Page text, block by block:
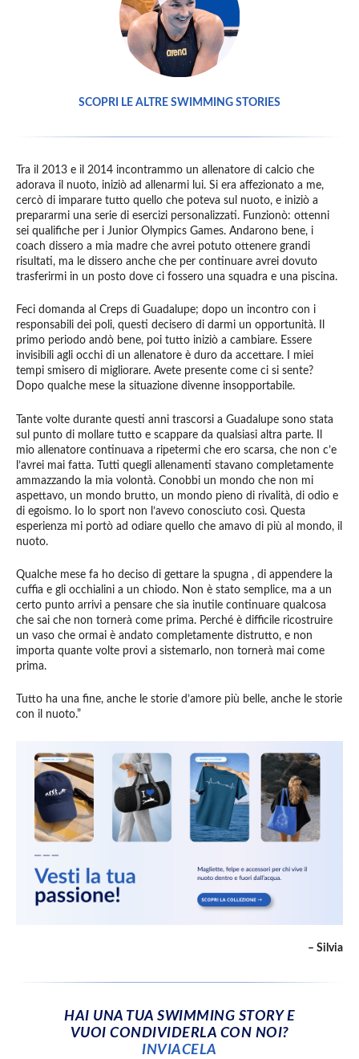
SCOPRI LE ALTRE SWIMMING STORIES
Tra il 2013 e il 2014 incontrammo un allenatore di calcio che
adorava il nuoto, iniziò ad allenarmi lui. Si era affezionato a me,
cercò di imparare tutto quello che poteva sul nuoto, e iniziò a
prepararmi una serie di esercizi personalizzati. Funzionò: ottenni
sei qualifiche per i Junior Olympics Games. Andarono bene, i
coach dissero a mia madre che avrei potuto ottenere grandi
risultati, ma le dissero anche che per continuare avrei dovuto
trasferirmi in un posto dove ci fossero una squadra e una piscina.
Feci domanda al Creps di Guadalupe; dopo un incontro con i
responsabili dei poli, questi decisero di darmi un opportunità. Il
primo periodo andò bene, poi tutto iniziò a cambiare. Essere
invisibili agli occhi di un allenatore è duro da accettare. I miei
tempi smisero di migliorare. Avete presente come ci si sente?
Dopo qualche mese la situazione divenne insopportabile.
Tante volte durante questi anni trascorsi a Guadalupe sono stata
sul punto di mollare tutto e scappare da qualsiasi altra parte. Il
mio allenatore continuava a ripetermi che ero scarsa, che non c’e
l’avrei mai fatta. Tutti quegli allenamenti stavano completamente
ammazzando la mia volontà. Conobbi un mondo che non mi
aspettavo, un mondo brutto, un mondo pieno di rivalità, di odio e
di egoismo. Io lo sport non l’avevo conosciuto così. Questa
esperienza mi portò ad odiare quello che amavo di più al mondo, il
nuoto.
Qualche mese fa ho deciso di gettare la spugna , di appendere la
cuffia e gli occhialini a un chiodo. Non è stato semplice, ma a un
certo punto arrivi a pensare che sia inutile continuare qualcosa
che sai che non tornerà come prima. Perché è difficile ricostruire
un vaso che ormai è andato completamente distrutto, e non
importa quante volte provi a sistemarlo, non tornerà mai come
prima.
Tutto ha una fine, anche le storie d’amore più belle, anche le storie
con il nuoto.”
– Silvia
HAI UNA TUA SWIMMING STORY E
VUOI CONDIVIDERLA CON NOI?
INVIACELA